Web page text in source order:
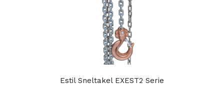
Estil Sneltakel EXEST2 Serie